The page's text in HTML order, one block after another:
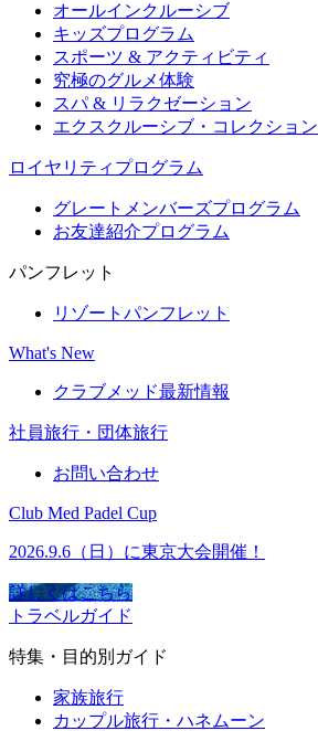
オールインクルーシブ
キッズプログラム
スポーツ & アクティビティ​
究極のグルメ体験
スパ & リラクゼーション
エクスクルーシブ・コレクション
ロイヤリティプログラム
グレートメンバーズプログラム
お友達紹介プログラム
パンフレット
リゾートパンフレット
What's New
クラブメッド最新情報
社員旅行・団体旅行
お問い合わせ
Club Med Padel Cup
2026.9.6（日）に東京大会開催！
詳しくはこちら
トラベルガイド
特集・目的別ガイド
家族旅行
カップル旅行・ハネムーン